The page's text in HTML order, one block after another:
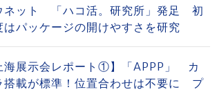
ネット 「ハコ活。研究所」発足 初
はパッケージの開けやすさを研究
海展示会レポート①】「APPP」 カ
搭載が標準！位置合わせは不要に プ